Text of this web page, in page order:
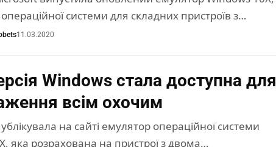
операційної системи для складних пристроїв з…
11.03.2020
Windows стала доступна для
всім охочим
на сайті емулятор операційної системи
яка розрахована на пристрої з двома…